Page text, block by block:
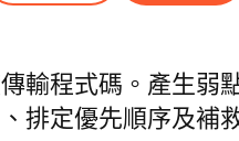
輸程式碼。產生弱
排定優先順序及補